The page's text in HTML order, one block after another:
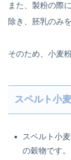
また、製粉の際
除き、胚乳のみ
そのため、小麦
スペルト小
スペルト小
の穀物です。